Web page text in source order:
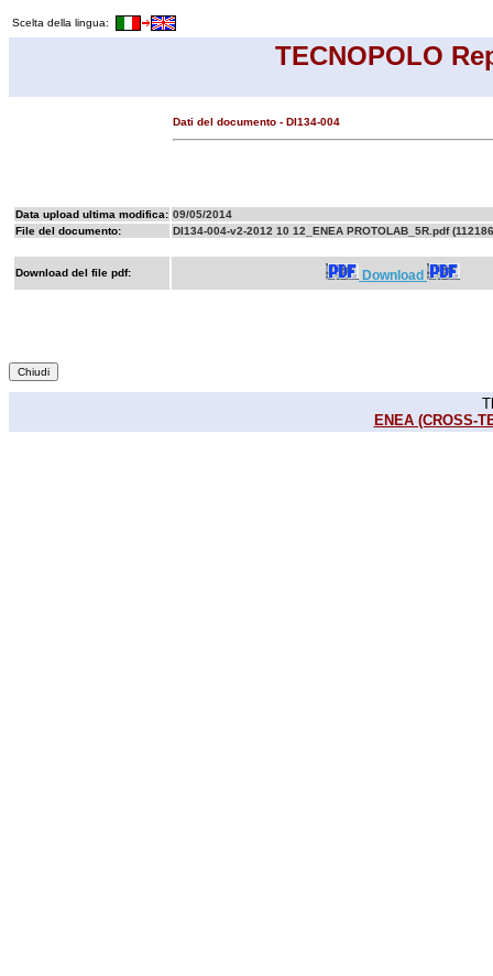
Scelta della lingua:
TECNOPOLO
Dati del documento - DI134-004
Data upload ultima modifica: 09/05/2014
File del documento:
DI134-004-v2-2012 10 12_ENEA PROTOLAB_5R.pdf
Download del file pdf: Download
ENEA (CROSS-